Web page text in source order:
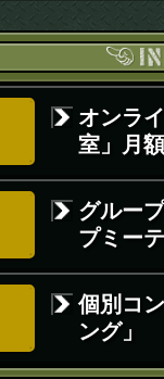
オンラ
室」月
グルー
プミー
個別コ
ング」